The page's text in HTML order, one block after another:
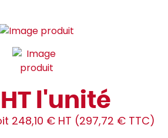
l'unité
248,10 € HT (297,72 € TTC)